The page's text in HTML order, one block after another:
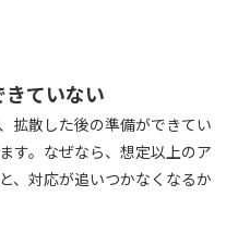
ていない
拡散した後の準備ができてい
す。なぜなら、想定以上のア
、対応が追いつかなくなるか